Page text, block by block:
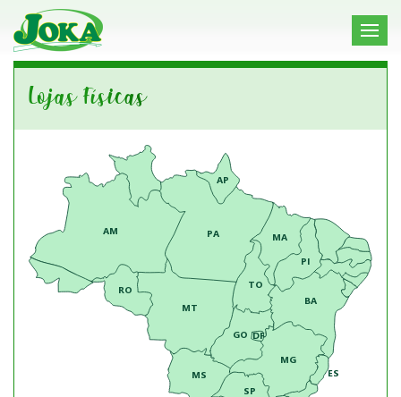
Lojas Físicas
TO
BA
PI
MA
AP
PA
AM
RO
MT
MS
GO
SP
MG
ES
DF